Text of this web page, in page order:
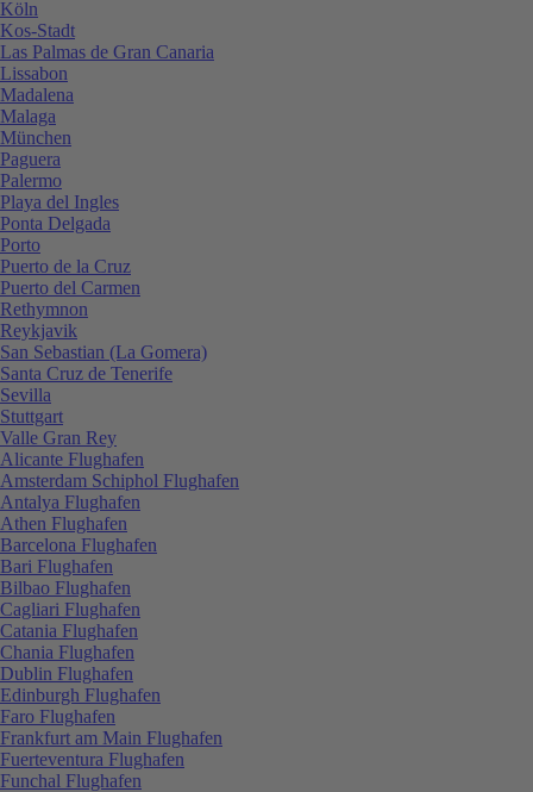
Köln
Kos-Stadt
Las Palmas de Gran Canaria
Lissabon
Madalena
Malaga
München
Paguera
Palermo
Playa del Ingles
Ponta Delgada
Porto
Puerto de la Cruz
Puerto del Carmen
Rethymnon
Reykjavik
San Sebastian (La Gomera)
Santa Cruz de Tenerife
Sevilla
Stuttgart
Valle Gran Rey
Alicante Flughafen
Amsterdam Schiphol Flughafen
Antalya Flughafen
Athen Flughafen
Barcelona Flughafen
Bari Flughafen
Bilbao Flughafen
Cagliari Flughafen
Catania Flughafen
Chania Flughafen
Dublin Flughafen
Edinburgh Flughafen
Faro Flughafen
Frankfurt am Main Flughafen
Fuerteventura Flughafen
Funchal Flughafen